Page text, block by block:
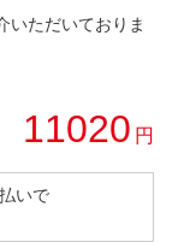
いただいておりま
11020 円
いで